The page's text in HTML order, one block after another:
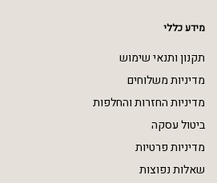
מידע כללי
תקנון ותנאי שימוש
מדיניות משלוחים
מדיניות החזרות והחלפות
ביטול עסקה
מדיניות פרטיות
שאלות נפוצות